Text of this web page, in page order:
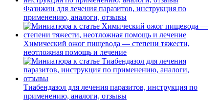
Фазижин для лечения паразитов, инструкция по
применению, аналоги, отзывы
Химический ожог пищевода — степени тяжести,
неотложная помощь и лечение
Тиабендазол для лечения паразитов, инструкция по
применению, аналоги, отзывы